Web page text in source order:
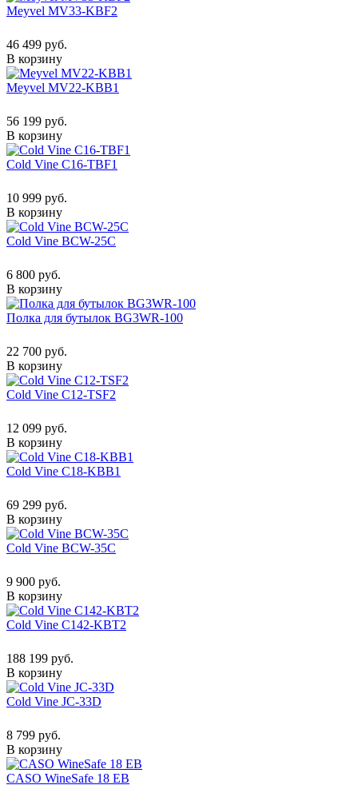
Meyvel MV33-KBF2
46 499 руб.
В корзину
Meyvel MV22-KBB1
56 199 руб.
В корзину
Cold Vine C16-TBF1
10 999 руб.
В корзину
Cold Vine BCW-25C
6 800 руб.
В корзину
Полка для бутылок BG3WR-100
22 700 руб.
В корзину
Cold Vine C12-TSF2
12 099 руб.
В корзину
Cold Vine C18-KBB1
69 299 руб.
В корзину
Cold Vine BCW-35C
9 900 руб.
В корзину
Cold Vine C142-KBT2
188 199 руб.
В корзину
Cold Vine JC-33D
8 799 руб.
В корзину
CASO WineSafe 18 EB